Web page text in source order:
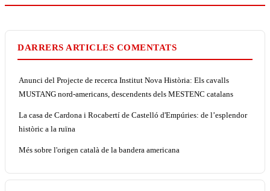
DARRERS ARTICLES COMENTATS
Anunci del Projecte de recerca Institut Nova Història: Els cavalls
MUSTANG nord-americans, descendents dels MESTENC catalans
La casa de Cardona i Rocabertí de Castelló d'Empúries: de l’esplendor
històric a la ruïna
Més sobre l'origen català de la bandera americana